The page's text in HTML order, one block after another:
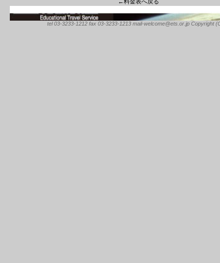
←料金表へ戻る
tel 03-3233-1212 fax 03-3233-1213 mail-welcome@ets.or.jp Copyright